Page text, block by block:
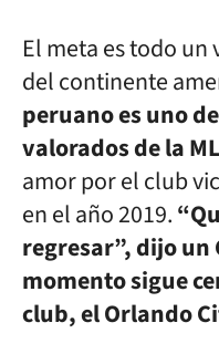
El meta es todo
del continente
peruano es uno
valorados de la
amor por el club
en el año 2019.
regresar”, dijo un
momento sigue
club, el Orlando